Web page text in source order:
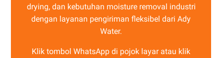
drying, dan kebutuhan moisture removal industri
dengan layanan pengiriman fleksibel dari Ady
Water.
Klik tombol WhatsApp di pojok layar atau klik